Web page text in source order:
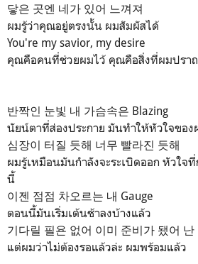
닿은 곳엔 네가 있어 느껴져
ผมรู้ว่าคุณอยู่ตรงนั้น ผมสัมผัสได้
You're my savior, my desire
คุณคือคนที่ช่วยผมไว้ คุณคือสิ่งที่ผมปรา
반짝인 눈빛 내 가슴속은 Blazing
นัยน์ตาที่ส่องประกาย มันทำให้หัวใจของ
심장이 터질 듯해 너무 빨라진 듯해
ผมรู้เหมือนมันกำลังจะระเบิดออก หัวใจ
นี้
이젠 점점 차오르는 내 Gauge
ตอนนี้มันเริ่มเต้นช้าลงบ้างแล้ว
기다릴 필욘 없어 이미 준비가 됐어 난
แต่ผมว่าไม่ต้องรอแล้วล่ะ ผมพร้อมแล้ว